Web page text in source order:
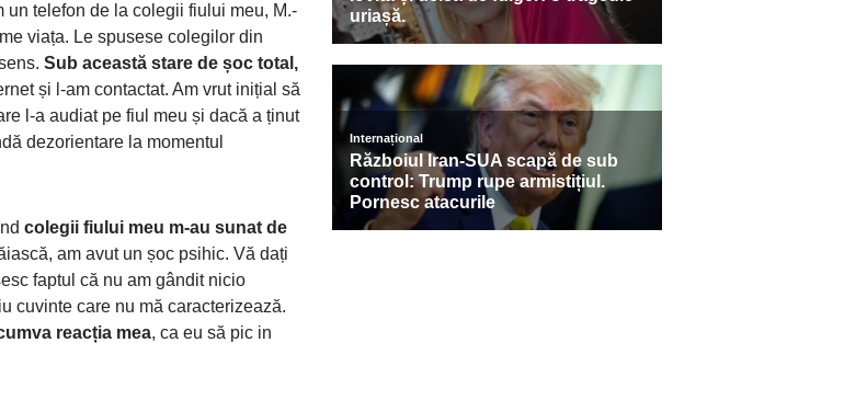
un telefon de la colegii fiului meu, M.-
viața. Le spusese colegilor din
Sub această stare de șoc total,
și l-am contactat. Am vrut inițial să
l-a audiat pe fiul meu și dacă a ținut
dezorientare la momentul
colegii fiului meu m-au sunat de
am avut un șoc psihic. Vă dați
faptul că nu am gândit nicio
cuvinte care nu mă caracterizează.
reacția mea, ca eu să pic in